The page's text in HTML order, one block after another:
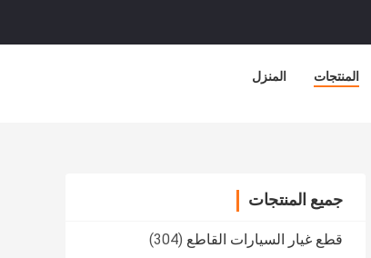
المنزل المنتجات
جميع المنتجات
قطع غيار السيارات القاطع (304)